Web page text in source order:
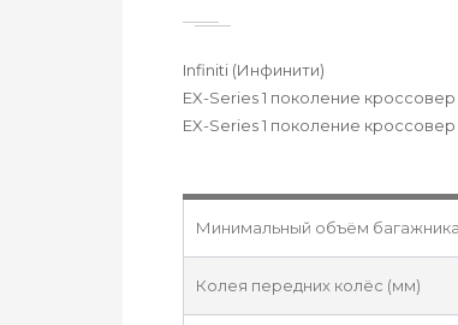
Infiniti (Инфинити)
EX-Series 1 поколение
EX-Series 1 поколение кроссовер
Минимальный объём
Колея передних колёс (мм)